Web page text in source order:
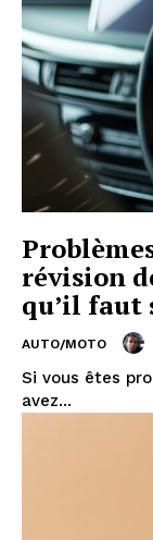
révision
qu’il faut
AUTO/MOTO
Si vous êtes
avez...